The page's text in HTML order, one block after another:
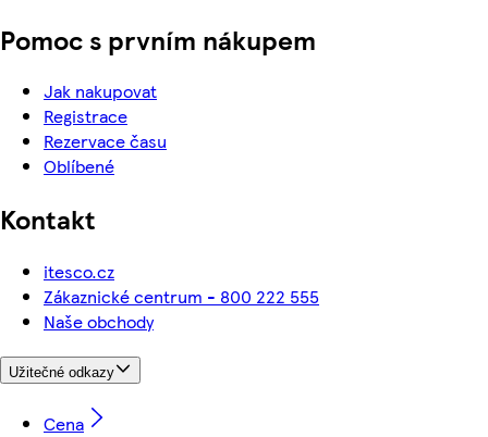
Pomoc s prvním nákupem
Jak nakupovat
Registrace
Rezervace času
Oblíbené
Kontakt
itesco.cz
Zákaznické centrum - 800 222 555
Naše obchody
Užitečné odkazy
Cena